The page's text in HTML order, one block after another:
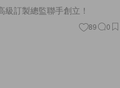
訂製總監聯手創立！
89 0